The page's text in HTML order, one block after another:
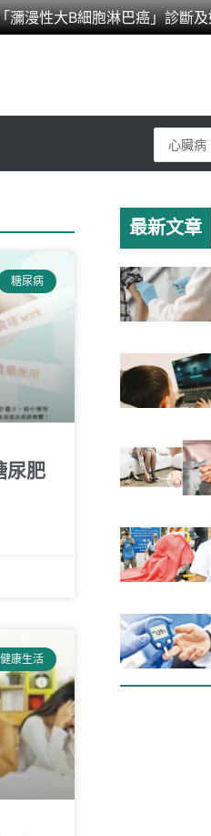
漫性大B細胞淋巴癌」診斷
Search
...
糖尿病
尿肥
健康生活
最新文章